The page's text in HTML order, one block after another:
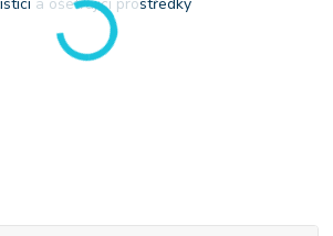
a ošetřující prostředky